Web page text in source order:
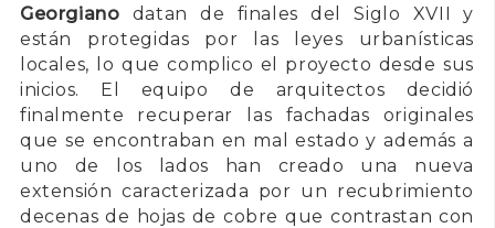
Georgiano datan de finales del Siglo XVII y
están protegidas por las leyes urbanísticas
locales, lo que complico el proyecto desde sus
inicios. El equipo de arquitectos decidió
finalmente recuperar las fachadas originales
que se encontraban en mal estado y además a
uno de los lados han creado una nueva
extensión caracterizada por un recubrimiento
decenas de hojas de cobre que contrastan con